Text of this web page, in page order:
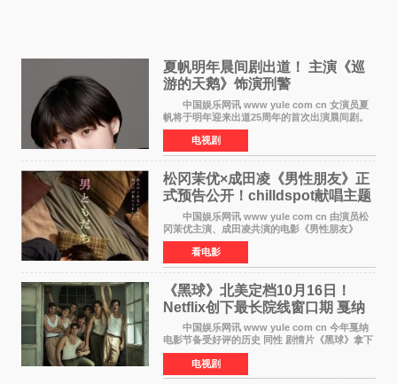
夏帆明年晨间剧出道！ 主演《巡
游的天鹅》饰演刑警
中国娱乐网讯 www yule com cn 女演员夏
帆将于明年迎来出道25周年的首次出演晨间剧。
NHK于8月4日宣布她将出演明年（2027年度）上
半期的晨间剧《巡游的天鹅》，饰演与女主角森
田望智饰演的生
电视剧
松冈茉优×成田凌《男性朋友》正
式预告公开！chilldspot献唱主题
中国娱乐网讯 www yule com cn 由演员松
冈茉优主演、成田凌共演的电影《男性朋友》
（三岛有纪子执导，11月6日上映）于8月5日公开
正式视觉图与正式预告片。同时，三人乐队
chilldspot为该片创
看电影
《黑球》北美定档10月16日！
Netflix创下最长院线窗口期 戛纳
最佳导演加持
中国娱乐网讯 www yule com cn 今年戛纳
电影节备受好评的历史 同性 剧情片《黑球》拿下
Netflix美国发行电影的最长院线放映期——该片
最新定档今年10月16日美国影院上映（此前定档
11月6日，如
电视剧